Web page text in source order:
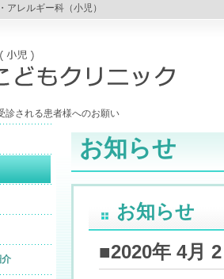
アレルギー科（小児）
診される患者様へのお願い
お知らせ
お知らせ
■2020年 4月